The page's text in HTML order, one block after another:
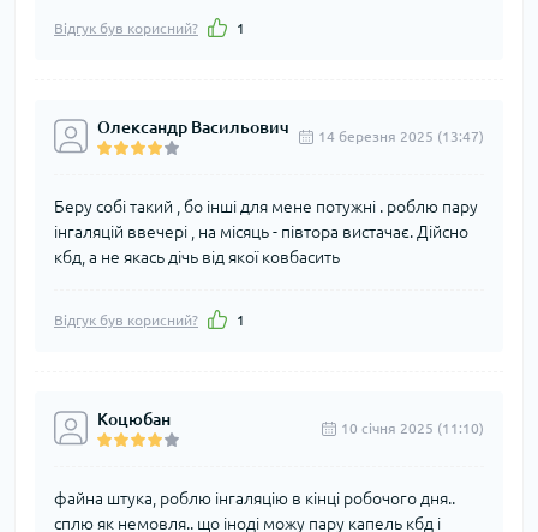
Відгук був корисний? 1
Олександр Васильович 14 березня 2025 (13:47)
Беру собі такий , бо інші для мене потужні . роблю пару
інгаляцій ввечері , на місяць - півтора вистачає. Дійсно
кбд, а не якась дічь від якої ковбасить
Відгук був корисний? 1
Коцюбан 10 cічня 2025 (11:10)
файна штука, роблю інгаляцію в кінці робочого дня..
сплю як немовля.. що іноді можу пару капель кбд і